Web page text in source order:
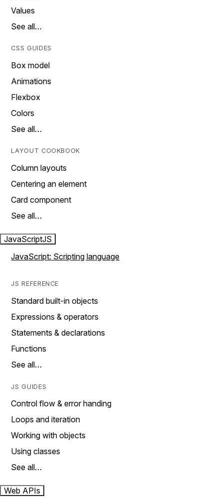
Values
See all…
CSS GUIDES
Box model
Animations
Flexbox
Colors
See all…
LAYOUT COOKBOOK
Column layouts
Centering an element
Card component
See all…
JavaScriptJS
JavaScript: Scripting language
JS REFERENCE
Standard built-in objects
Expressions & operators
Statements & declarations
Functions
See all…
JS GUIDES
Control flow & error handing
Loops and iteration
Working with objects
Using classes
See all…
Web APIs